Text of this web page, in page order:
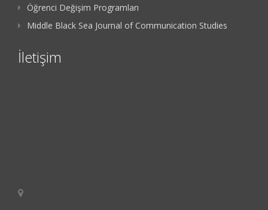
Öğrenci Değişim Programları
Middle Black Sea Journal of Communication Studies
İletişim